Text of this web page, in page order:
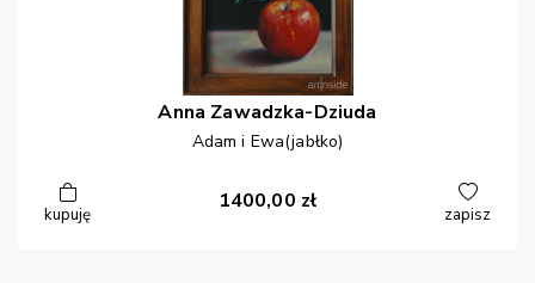
Anna Zawadzka-Dziuda
Adam i Ewa(jabłko)
kupuję
1400,00 zł
zapisz